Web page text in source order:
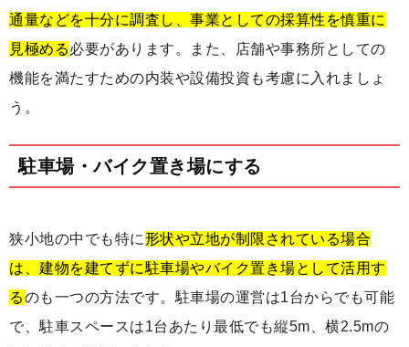
通量などを十分に調査し、事業としての採算性を慎重に
見極める必要があります。また、店舗や事務所としての
機能を満たすための内装や設備投資も考慮に入れましょ
う。
駐車場・バイク置き場にする
狭小地の中でも特に形状や立地が制限されている場合
は、建物を建てずに駐車場やバイク置き場として活用す
るのも一つの方法です。駐車場の運営は1台からでも可能
で、駐車スペースは1台あたり最低でも縦5m、横2.5mの